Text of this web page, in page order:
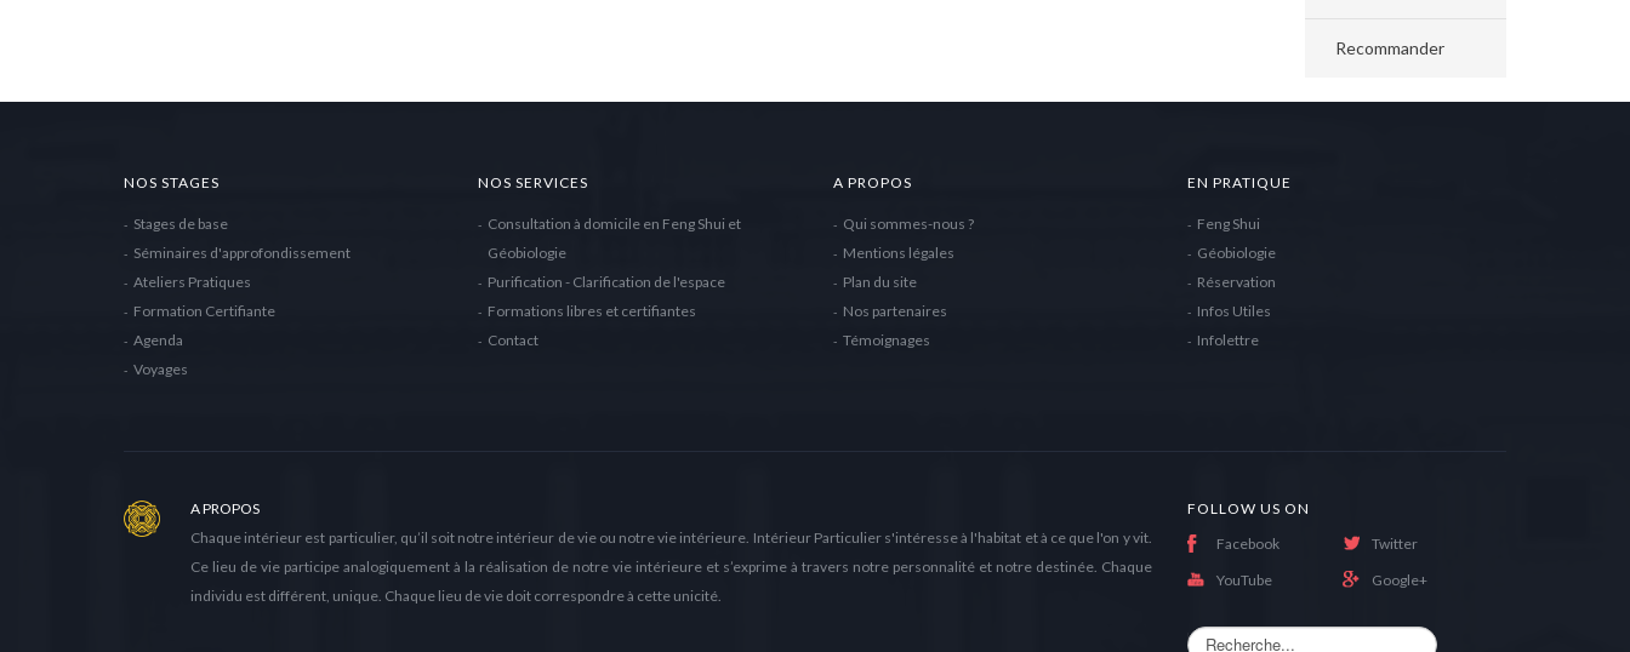
Recommander
NOS STAGES
Stages de base
Séminaires d'approfondissement
Ateliers Pratiques
Formation Certifiante
Agenda
Voyages
NOS SERVICES
Consultation à domicile en Feng Shui et
Géobiologie
Purification - Clarification de l'espace
Formations libres et certifiantes
Contact
A PROPOS
Qui sommes-nous ?
Mentions légales
Plan du site
Nos partenaires
Témoignages
EN PRATIQUE
Feng Shui
Géobiologie
Réservation
Infos Utiles
Infolettre
A PROPOS
Chaque intérieur est particulier, qu’il soit notre intérieur de vie ou notre vie intérieure. Intérieur Particulier s'intéresse à l'habitat et à ce que l'on y vit.
Ce lieu de vie participe analogiquement à la réalisation de notre vie intérieure et s’exprime à travers notre personnalité et notre destinée. Chaque
individu est différent, unique. Chaque lieu de vie doit correspondre à cette unicité.
FOLLOW US ON
Facebook
Twitter
YouTube
Google+
Rechercher